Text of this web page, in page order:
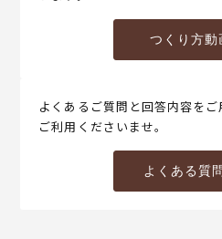
つくり方動
よくあるご質問と回答内容を
ご利用くださいませ。
よくある質